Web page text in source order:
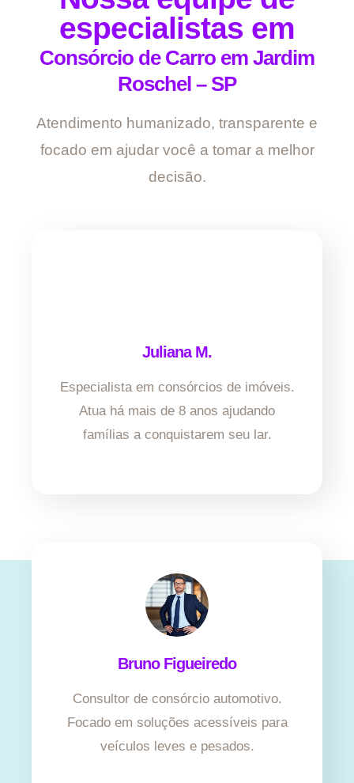
especialistas em
Consórcio de Carro em Jardim
Roschel – SP
Atendimento humanizado, transparente e
focado em ajudar você a tomar a melhor
decisão.
Juliana M.
Especialista em consórcios de imóveis.
Atua há mais de 8 anos ajudando
famílias a conquistarem seu lar.
Bruno Figueiredo
Consultor de consórcio automotivo.
Focado em soluções acessíveis para
veículos leves e pesados.